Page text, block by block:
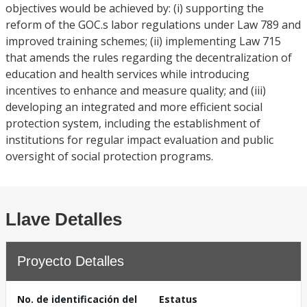
objectives would be achieved by: (i) supporting the
reform of the GOC.s labor regulations under Law 789 and
improved training schemes; (ii) implementing Law 715
that amends the rules regarding the decentralization of
education and health services while introducing
incentives to enhance and measure quality; and (iii)
developing an integrated and more efficient social
protection system, including the establishment of
institutions for regular impact evaluation and public
oversight of social protection programs.
Llave Detalles
Proyecto Detalles
No. de identificación del
Estatus